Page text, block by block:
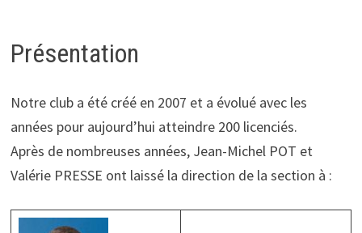
Présentation
Notre club a été créé en 2007 et a évolué avec les
années pour aujourd’hui atteindre 200 licenciés.
Après de nombreuses années, Jean-Michel POT et
Valérie PRESSE ont laissé la direction de la section à :